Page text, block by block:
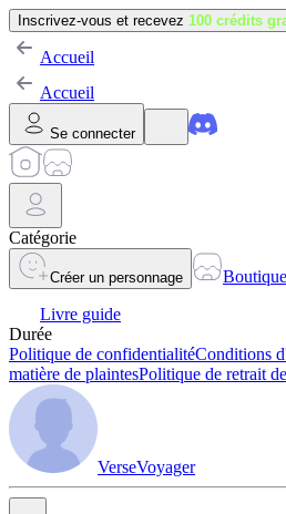
Inscrivez-vous et recevez 100 crédits
Accueil
Accueil
Se connecter
Catégorie
Créer un personnage
Boutique
Livre guide
Durée
Politique de confidentialitéConditions
matière de plaintesPolitique de retrait
VerseVoyager